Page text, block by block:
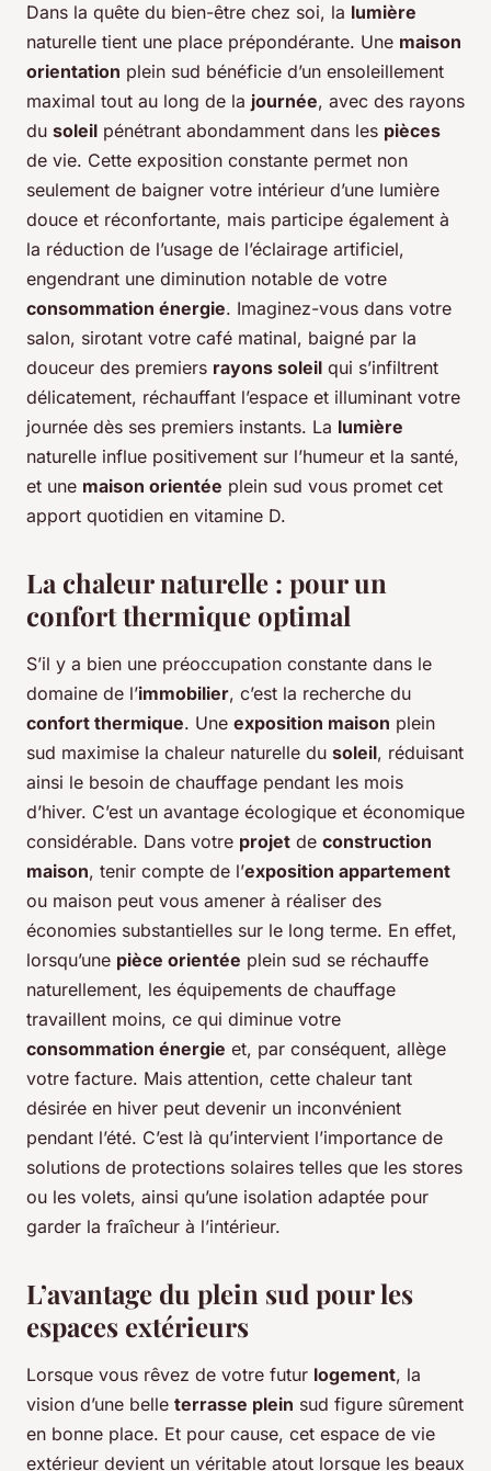
Dans la quête du bien-être chez soi, la lumière
naturelle tient une place prépondérante. Une maison
orientation plein sud bénéficie d’un ensoleillement
maximal tout au long de la journée, avec des rayons
du soleil pénétrant abondamment dans les pièces
de vie. Cette exposition constante permet non
seulement de baigner votre intérieur d’une lumière
douce et réconfortante, mais participe également à
la réduction de l’usage de l’éclairage artificiel,
engendrant une diminution notable de votre
consommation énergie. Imaginez-vous dans votre
salon, sirotant votre café matinal, baigné par la
douceur des premiers rayons soleil qui s’infiltrent
délicatement, réchauffant l’espace et illuminant votre
journée dès ses premiers instants. La lumière
naturelle influe positivement sur l’humeur et la santé,
et une maison orientée plein sud vous promet cet
apport quotidien en vitamine D.
La chaleur naturelle : pour un
confort thermique optimal
S’il y a bien une préoccupation constante dans le
domaine de l’immobilier, c’est la recherche du
confort thermique. Une exposition maison plein
sud maximise la chaleur naturelle du soleil, réduisant
ainsi le besoin de chauffage pendant les mois
d’hiver. C’est un avantage écologique et économique
considérable. Dans votre projet de construction
maison, tenir compte de l’exposition appartement
ou maison peut vous amener à réaliser des
économies substantielles sur le long terme. En effet,
lorsqu’une pièce orientée plein sud se réchauffe
naturellement, les équipements de chauffage
travaillent moins, ce qui diminue votre
consommation énergie et, par conséquent, allège
votre facture. Mais attention, cette chaleur tant
désirée en hiver peut devenir un inconvénient
pendant l’été. C’est là qu’intervient l’importance de
solutions de protections solaires telles que les stores
ou les volets, ainsi qu’une isolation adaptée pour
garder la fraîcheur à l’intérieur.
L’avantage du plein sud pour les
espaces extérieurs
Lorsque vous rêvez de votre futur logement, la
vision d’une belle terrasse plein sud figure sûrement
en bonne place. Et pour cause, cet espace de vie
extérieur devient un véritable atout lorsque les beaux